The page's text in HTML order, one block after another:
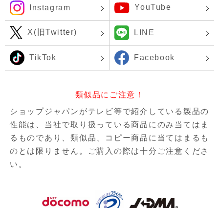
Instagram YouTube
X(旧Twitter) LINE
TikTok Facebook
類似品にご注意！
ショップジャパンがテレビ等で紹介している製品の
性能は、当社で取り扱っている商品にのみ当てはま
るものであり、類似品、コピー商品に当てはまるも
のとは限りません。ご購入の際は十分ご注意くださ
い。